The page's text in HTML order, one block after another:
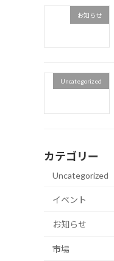
お知らせ
Uncategorized
カテゴリー
Uncategorized
イベント
お知らせ
市場